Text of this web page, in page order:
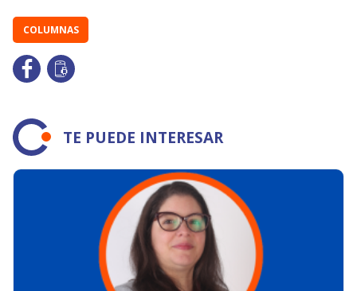
COLUMNAS
TE PUEDE INTERESAR